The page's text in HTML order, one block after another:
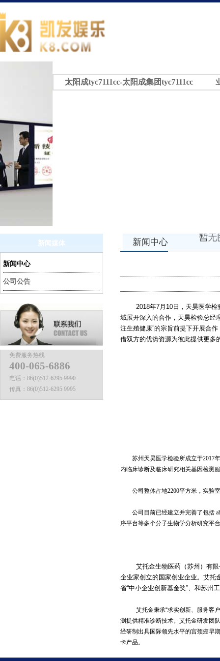
太阳成tyc7111cc-太阳成集团tyc7111cc
新闻媒体
新闻中心
公司公告
免费服务热线
400-065-6886
电话： 86(0)512-6295 9990
传真： 86(0)512-6295 9995
新闻中心
2018年7月10日，天昊医学检验
域展开深入的合作，天昊检验总经
注生殖健康”的宗旨前提下开展合
借双方的优势资源为彼此提供更多
苏州天昊医学检验所成立于2017
内临床诊断及临床研究相关基因检测
公司整体占地2200平方米，实验
公司目前已经建立并完善了包括
序平台等多个分子生物学分析研究平
艾托金生物医药（苏州）有
企业家创立的国家创业企业。艾托
省“中小企业创新基金奖”、和苏州
艾托金秉承“求实创新、服务客
测提供精准诊断技术。艾托金研发团
经研制出具国际领先水平的宫颈癌早
卡产品。